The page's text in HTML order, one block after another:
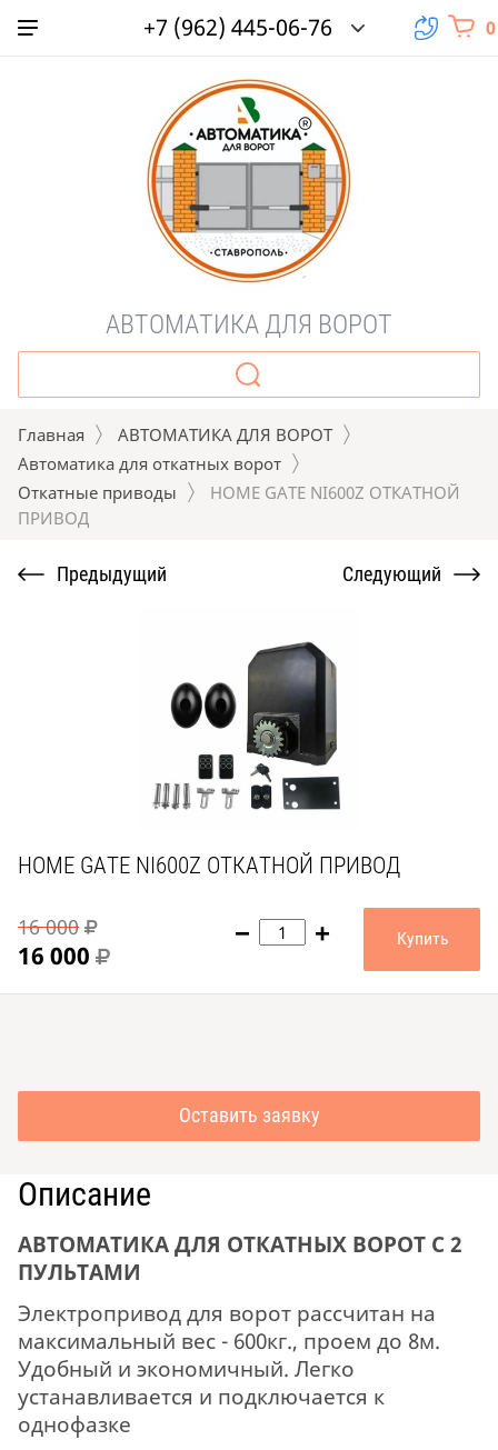
+7 (962) 445-06-76 0
АВТОМАТИКА ДЛЯ ВОРОТ
Главная
АВТОМАТИКА ДЛЯ ВОРОТ
Автоматика для откатных ворот
Откатные приводы
HOME GATE NI600Z ОТКАТНОЙ
ПРИВОД
Предыдущий Следующий
HOME GATE NI600Z ОТКАТНОЙ ПРИВОД
16 000
16 000
− + Купить
Оставить заявку
Описание
АВТОМАТИКА ДЛЯ ОТКАТНЫХ ВОРОТ С 2
ПУЛЬТАМИ
Электропривод для ворот рассчитан на
максимальный вес - 600кг., проем до 8м.
Удобный и экономичный. Легко
устанавливается и подключается к
однофазке